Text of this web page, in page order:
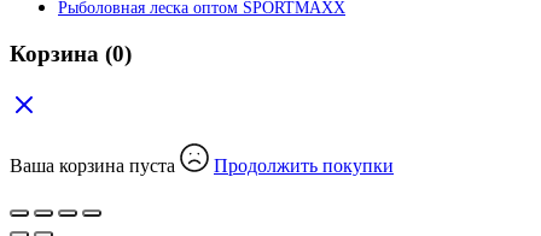
Рыболовная леска оптом SPORTMAXX
Корзина (0)
Ваша корзина пуста Продолжить покупки